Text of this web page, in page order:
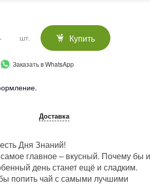
шт. Купить
Заказать в WhatsApp
Доставка
Дня Знаний!
главное – вкусный. Почему бы и
день станет ещё и сладким.
попить чай с самыми лучшими